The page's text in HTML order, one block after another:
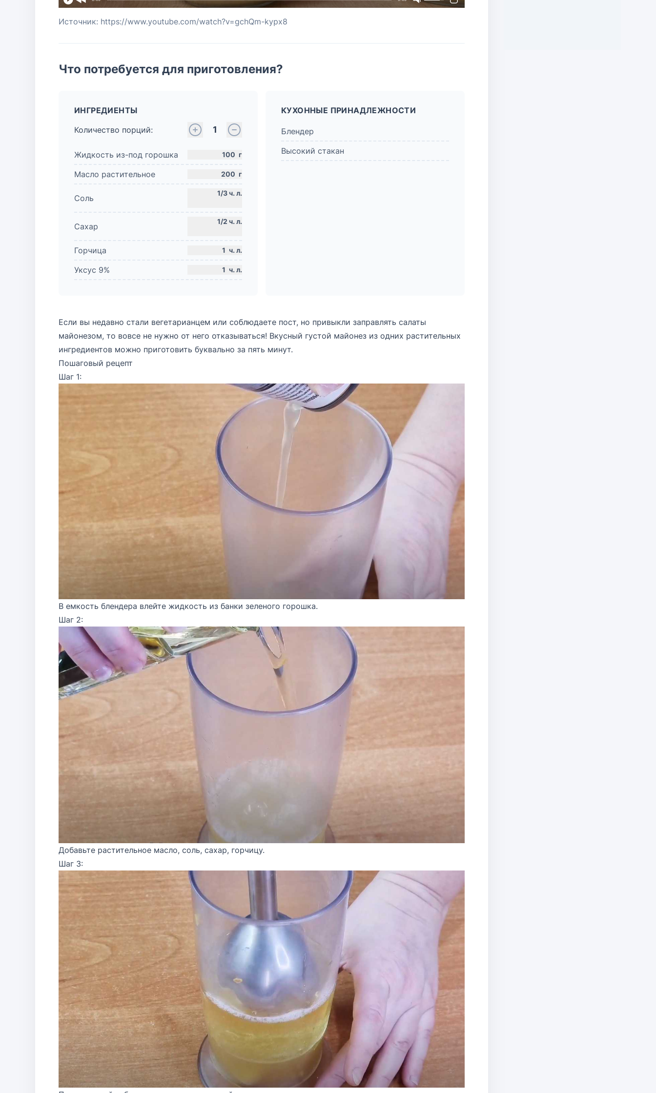
Источник: https://www.youtube.com/watch?v=gchQm-kypx8
Что потребуется для приготовления?
ИНГРЕДИЕНТЫ
Количество порций:
1
Жидкость из-под горошка 100 г
Масло растительное 200 г
Соль
Сахар
Горчица 1 ч. л.
Уксус 9% 1 ч. л.
КУХОННЫЕ ПРИНАДЛЕЖНОСТИ
Блендер
Высокий стакан
Если вы недавно стали вегетарианцем или соблюдаете пост, но привыкли заправлять салаты
майонезом, то вовсе не нужно от него отказываться! Вкусный густой майонез из одних растительных
ингредиентов можно приготовить буквально за пять минут.
Пошаговый рецепт
Шаг 1:
В емкость блендера влейте жидкость из банки зеленого горошка.
Шаг 2:
Добавьте растительное масло, соль, сахар, горчицу.
Шаг 3: